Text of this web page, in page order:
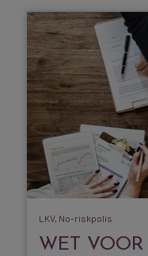
LKV, No-riskpolis
WET